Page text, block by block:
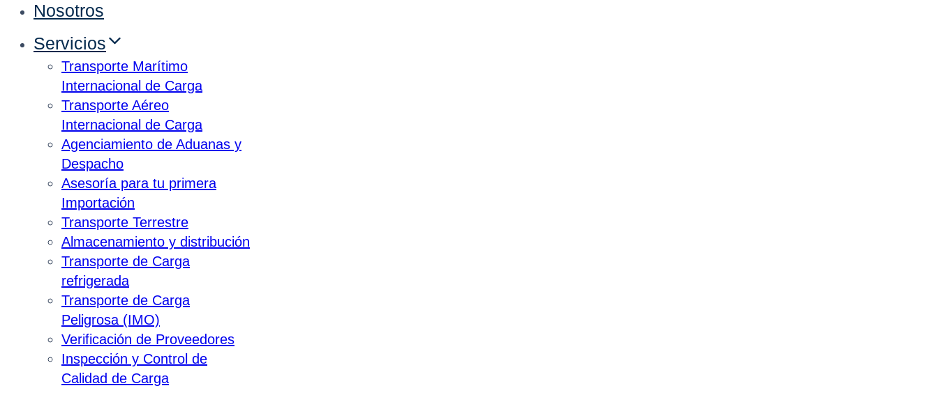
Nosotros
Servicios
Transporte Marítimo
Internacional de Carga
Transporte Aéreo
Internacional de Carga
Agenciamiento de Aduanas y
Despacho
Asesoría para tu primera
Importación
Transporte Terrestre
Almacenamiento y distribución
Transporte de Carga
refrigerada
Transporte de Carga
Peligrosa (IMO)
Verificación de Proveedores
Inspección y Control de
Calidad de Carga